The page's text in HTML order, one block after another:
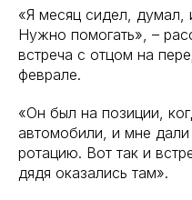
«Я месяц сидел, думал,
Нужно помогать», –
встреча с отцом на
феврале.
«Он был на позиции,
автомобили, и мне дали
ротацию. Вот так и
дядя оказались там».